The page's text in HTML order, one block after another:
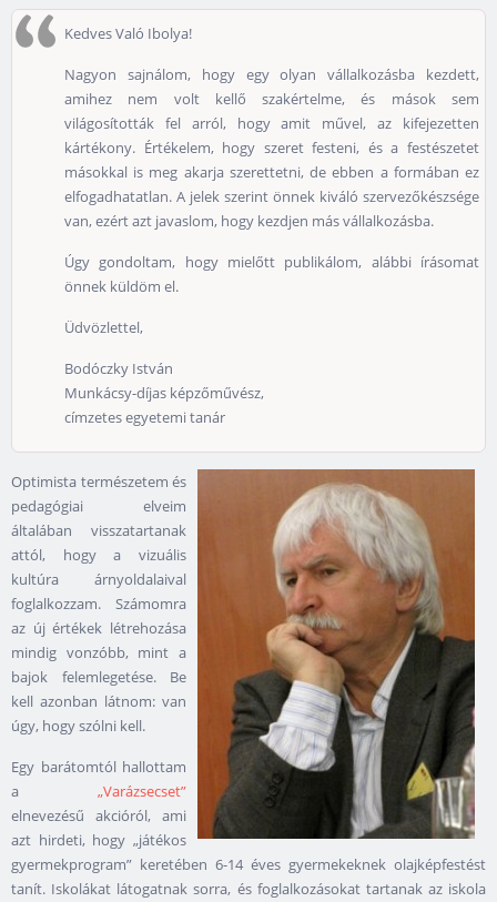
Kedves Való Ibolya!
Nagyon sajnálom, hogy egy olyan vállalkozásba kezdett,
amihez nem volt kellő szakértelme, és mások sem
világosították fel arról, hogy amit művel, az kifejezetten
kártékony. Értékelem, hogy szeret festeni, és a festészetet
másokkal is meg akarja szerettetni, de ebben a formában ez
elfogadhatatlan. A jelek szerint önnek kiváló szervezőkészsége
van, ezért azt javaslom, hogy kezdjen más vállalkozásba.
Úgy gondoltam, hogy mielőtt publikálom, alábbi írásomat
önnek küldöm el.
Üdvözlettel,
Bodóczky István
Munkácsy-díjas képzőművész,
címzetes egyetemi tanár
Optimista természetem és
pedagógiai elveim
általában visszatartanak
attól, hogy a vizuális
kultúra árnyoldalaival
foglalkozzam. Számomra
az új értékek létrehozása
mindig vonzóbb, mint a
bajok felemlegetése. Be
kell azonban látnom: van
úgy, hogy szólni kell.
Egy barátomtól hallottam
a „Varázsecset”
elnevezésű akcióról, ami
azt hirdeti, hogy „játékos
gyermekprogram” keretében 6-14 éves gyermekeknek olajképfestést
tanít. Iskolákat látogatnak sorra, és foglalkozásokat tartanak az iskola